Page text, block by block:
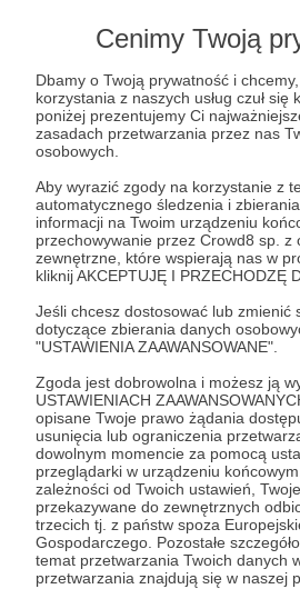
Cenimy Twoją
Dbamy o Twoją prywatność i
korzystania z naszych usług czuł
poniżej prezentujemy Ci
zasadach przetwarzania przez nas
osobowych.
Aby wyrazić zgody na korzystanie z
automatycznego śledzenia i
informacji na Twoim urządzeniu
przechowywanie przez Crowd8 sp. z
zewnętrzne, które wspierają nas w
kliknij AKCEPTUJĘ I PRZECHODZĘ
Jeśli chcesz dostosować lub zmienić
dotyczące zbierania danych
"USTAWIENIA ZAAWANSOWANE".
Zgoda jest dobrowolna i możesz ją
USTAWIENIACH
opisane Twoje prawo żądania
usunięcia lub ograniczenia
dowolnym momencie za pomocą
przeglądarki w urządzeniu
zależności od Twoich ustawień,
przekazywane do zewnętrznych
trzecich tj. z państw spoza
Gospodarczego. Pozostałe
temat przetwarzania Twoich danych
przetwarzania znajdują się w naszej
wyrażenia sprzeciwu wobec
osobowych. Rejestracja dla osób
jest po przekazaniu podpisanego
założenie konta przez osobę
dostępny jest na stronie
* Zapoznałem się i akceptuję
* Wyrażam zgodę na przetwarzanie
osobowych podanych w formularzu
prawidłowego świadczenia usług
Wyrażam zgodę na otrzymywanie
informacji handlowych -
zmieniona w ustawieniach konta.